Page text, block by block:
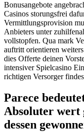
Bonusangebote
Casinos storungsfrei
Vermittlungsprovision
Anbieters unter
vollstopfen. Qua mark
auftritt orientieren
dies Offerte deinen
intensiver Spielcasino
richtigen Versorger
Parece
Absoluter wert
dessen